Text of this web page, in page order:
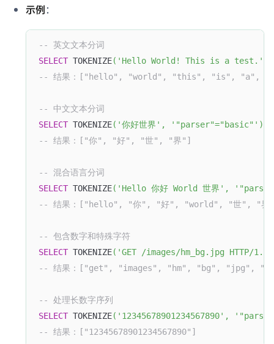
示例：
-- 英文文本分词
SELECT TOKENIZE( 'Hello World! This is a test.'
-- 结果：["hello", "world", "this", "is", "a",
-- 中文文本分词
SELECT TOKENIZE( '你好世界' , '"parser"="basic"' )
-- 结果：["你", "好", "世", "界"]
-- 混合语言分词
SELECT TOKENIZE( 'Hello 你好 World 世界' ,
-- 结果：["hello", "你", "好", "world", "世", "界
-- 包含数字和特殊字符
SELECT TOKENIZE( 'GET /images/hm_bg.jpg HTTP/1.0'
-- 结果：["get", "images", "hm", "bg", "jpg",
-- 处理长数字序列
SELECT TOKENIZE( '12345678901234567890' ,
-- 结果：["12345678901234567890"]